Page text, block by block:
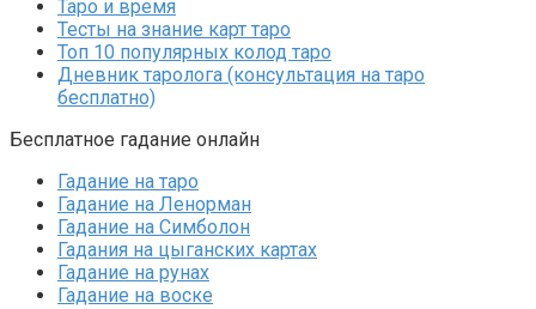
Таро и время
Тесты на знание карт таро
Топ 10 популярных колод таро
Дневник таролога (консультация на таро
бесплатно)
Бесплатное гадание онлайн
Гадание на таро
Гадание на Ленорман
Гадание на Симболон
Гадания на цыганских картах
Гадание на рунах
Гадание на воске